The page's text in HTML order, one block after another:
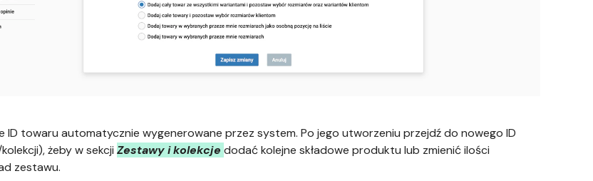
ID towaru automatycznie wygenerowane przez system. Po jego utworzeniu przejdź do nowego ID
żeby w sekcji Zestawy i kolekcje dodać kolejne składowe produktu lub zmienić ilości
zestawu.